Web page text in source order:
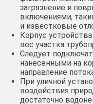
загрязнение и
включениями,
и известковые
Корпус
вес участка
Следует
нанесенными на
направление
При уличной
воздействия
достаточно